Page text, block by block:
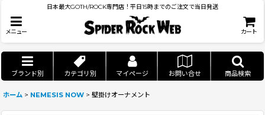
日本最大GOTH/ROCK専門店！平日15時までのご注文で当日発送
メニュー カート
ブランド別 カテゴリ別 マイページ お問い合せ 商品検索
ホーム > NEMESIS NOW > 壁掛けオーナメント